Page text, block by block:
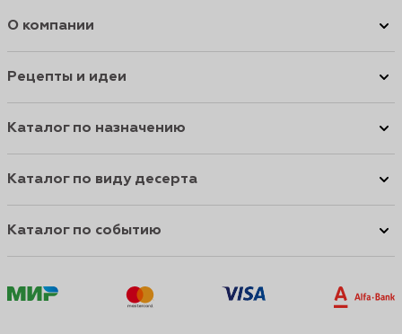
О компании
Рецепты и идеи
Каталог по назначению
Каталог по виду десерта
Каталог по событию